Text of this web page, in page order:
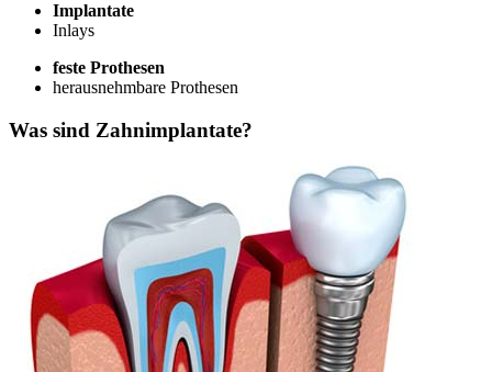
Implantate
Inlays
feste Prothesen
herausnehmbare Prothesen
Was sind Zahnimplantate?